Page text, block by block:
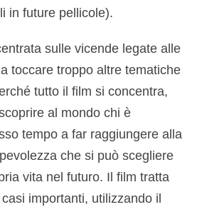
in future pellicole).
sulle vicende legate alle
toccare troppo altre tematiche
tutto il film si concentra,
al mondo chi è
tempo a far raggiungere alla
che si può scegliere
vita nel futuro. Il film tratta
importanti, utilizzando il